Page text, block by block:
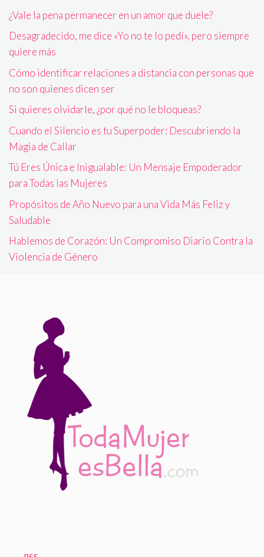
¿Vale la pena permanecer en un amor que duele?
Desagradecido, me dice «Yo no te lo pedí», pero siempre
quiere más
Cómo identificar relaciones a distancia con personas que
no son quienes dicen ser
Si quieres olvidarle, ¿por qué no le bloqueas?
Cuando el Silencio es tu Superpoder: Descubriendo la
Magia de Callar
Tú Eres Única e Inigualable: Un Mensaje Empoderador
para Todas las Mujeres
Propósitos de Año Nuevo para una Vida Más Feliz y
Saludable
Hablemos de Corazón: Un Compromiso Diario Contra la
Violencia de Género